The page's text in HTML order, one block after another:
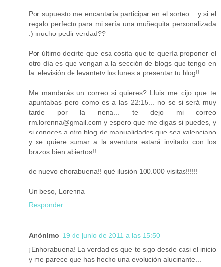
Por supuesto me encantaría participar en el sorteo... y si el
regalo perfecto para mi sería una muñequita personalizada
:) mucho pedir verdad??
Por último decirte que esa cosita que te quería proponer el
otro día es que vengan a la sección de blogs que tengo en
la televisión de levantetv los lunes a presentar tu blog!!
Me mandarás un correo si quieres? Lluis me dijo que te
apuntabas pero como es a las 22:15... no se si será muy
tarde por la nena... te dejo mi correo
rm.lorenna@gmail.com y espero que me digas si puedes, y
si conoces a otro blog de manualidades que sea valenciano
y se quiere sumar a la aventura estará invitado con los
brazos bien abiertos!!
de nuevo ehorabuena!! qué ilusión 100.000 visitas!!!!!!
Un beso, Lorenna
Responder
Anónimo 19 de junio de 2011 a las 15:50
¡Enhorabuena! La verdad es que te sigo desde casi el inicio
y me parece que has hecho una evolución alucinante...